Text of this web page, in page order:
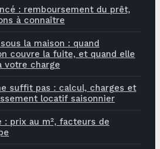
: remboursement du prêt,
à connaître
la maison : quand
couvre la fuite, et quand elle
votre charge
suffit pas : calcul, charges et
locatif saisonnier
: prix au m², facteurs de